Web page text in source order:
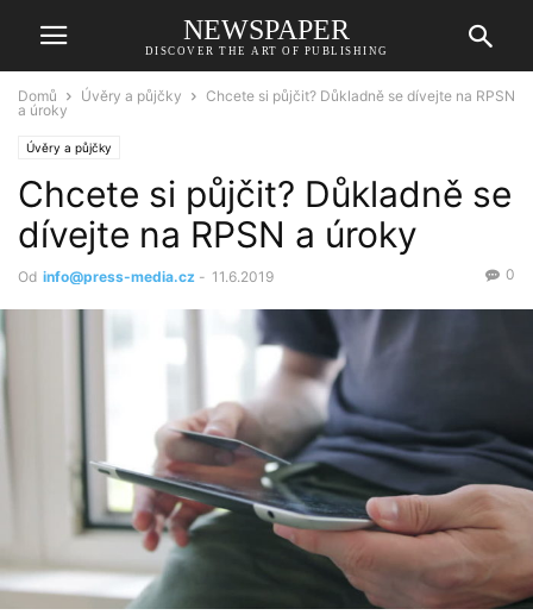
NEWSPAPER
DISCOVER THE ART OF PUBLISHING
Domů Úvěry a půjčky
Chcete si půjčit? Důkladně se dívejte na RPSN
a úroky
Úvěry a půjčky
Chcete si půjčit? Důkladně se
dívejte na RPSN a úroky
Od info@press-media.cz - 11.6.2019 0